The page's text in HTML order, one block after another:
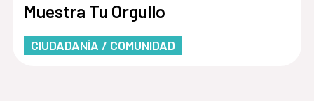
Muestra Tu Orgullo
CIUDADANÍA / COMUNIDAD